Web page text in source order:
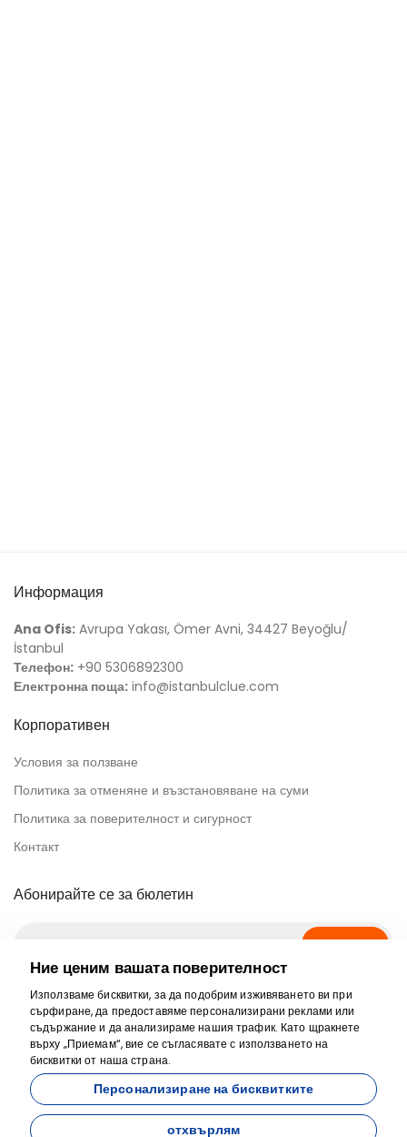
Информация
Ana Ofis: Avrupa Yakası, Ömer Avni, 34427 Beyoğlu/
İstanbul
Телефон: +90 5306892300
Електронна поща: info@istanbulclue.com
Корпоративен
Условия за ползване
Политика за отменяне и възстановяване на суми
Политика за поверителност и сигурност
Контакт
Абонирайте се за бюлетин
Абонирай се
Сигурно плащане
Ние ценим вашата поверителност
Използваме бисквитки, за да подобрим изживяването ви при
сърфиране, да предоставяме персонализирани реклами или
съдържание и да анализираме нашия трафик. Като щракнете
върху „Приемам“, вие се съгласявате с използването на
бисквитки от наша страна.
Персонализиране на бисквитките
отхвърлям